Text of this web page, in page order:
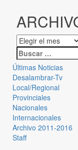
Últimas Noticias
Desalambrar-Tv
Local/Regional
Provinciales
Nacionales
Internacionales
Archivo 2011-2016
Staff